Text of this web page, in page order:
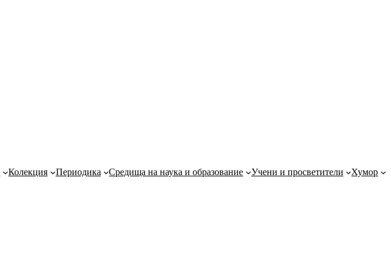
Колекция Периодика Средища на наука и образование Учени и просветители Хумор